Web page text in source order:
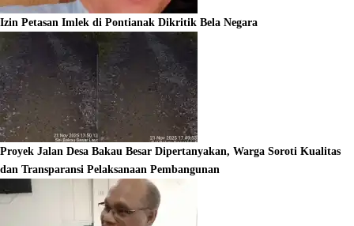
Izin Petasan Imlek di Pontianak Dikritik Bela Negara
Proyek Jalan Desa Bakau Besar Dipertanyakan, Warga Soroti Kualitas
dan Transparansi Pelaksanaan Pembangunan